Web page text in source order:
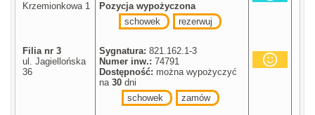
Krzemionkowa 1
Pozycja wypożyczona
schowek
rezerwuj
Filia nr 3
ul. Jagiellońska
36
Sygnatura: 821.162.1-3
Numer inw.: 74791
Dostępność: można wypożyczyć
na30 dni
schowek
zamów